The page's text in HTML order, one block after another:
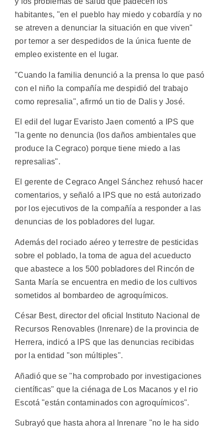
habitantes, "en el pueblo hay miedo y cobardía y no
se atreven a denunciar la situación en que viven"
por temor a ser despedidos de la única fuente de
empleo existente en el lugar.
"Cuando la familia denunció a la prensa lo que pasó
con el niño la compañía me despidió del trabajo
como represalia", afirmó un tio de Dalis y José.
El edil del lugar Evaristo Jaen comentó a IPS que
"la gente no denuncia (los daños ambientales que
produce la Cegraco) porque tiene miedo a las
represalias".
El gerente de Cegraco Angel Sánchez rehusó hacer
comentarios, y señaló a IPS que no está autorizado
por los ejecutivos de la compañía a responder a las
denuncias de los pobladores del lugar.
Además del rociado aéreo y terrestre de pesticidas
sobre el poblado, la toma de agua del acueducto
que abastece a los 500 pobladores del Rincón de
Santa María se encuentra en medio de los cultivos
sometidos al bombardeo de agroquímicos.
César Best, director del oficial Instituto Nacional de
Recursos Renovables (Inrenare) de la provincia de
Herrera, indicó a IPS que las denuncias recibidas
por la entidad "son múltiples".
Añadió que se "ha comprobado por investigaciones
científicas" que la ciénaga de Los Macanos y el rio
Escotá "están contaminados con agroquímicos".
Subrayó que hasta ahora al Inrenare "no le ha sido